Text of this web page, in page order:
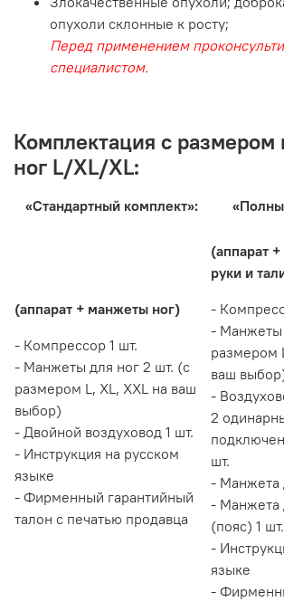
опухоли склонные к росту;
Перед применением
специалистом.
Комплектация c размером
ног L/XL/XL:
«Стандартный комплект»:
(аппарат + манжеты ног)
- Компрессор 1 шт.
- Манжеты для ног 2 шт. (с
размером L, XL, XXL на ваш
выбор)
- Двойной воздуховод 1 шт.
- Инструкция на русском
языке
- Фирменный гарантийный
талон с печатью продавца
(аппарат
руки и
-
- Манжеты
размером
ваш
-
2
шт.
- Манжета
- Манжета
(пояс) 1 шт.
-
языке
-